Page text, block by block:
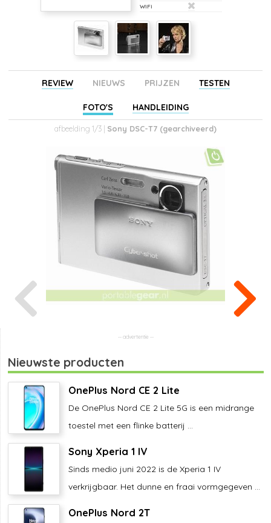
WiFi
REVIEW NIEUWS PRIJZEN TESTEN
FOTO'S HANDLEIDING
afbeelding 1/3 | Sony DSC-T7 (gearchiveerd)
Nieuwste producten
OnePlus Nord CE 2 Lite
De OnePlus Nord CE 2 Lite 5G is een midrange
toestel met een flinke batterij ...
Sony Xperia 1 IV
Sinds medio juni 2022 is de Xperia 1 IV
verkrijgbaar. Het dunne en fraai vormgegeven ...
OnePlus Nord 2T